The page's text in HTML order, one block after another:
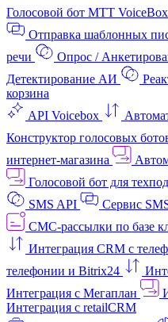
Голосовой бот МТТ VoiceBox
Отправка шаблонных
речи
Опрос /
Детектирование АИ
корзина
API Voicebox
Конструктор голосовых
интернет‑магазина
Голосовой бот для
SMS API
Сервис
СМС-рассылки по базе
Интеграция CRM с
телефонии и Bitrix24
Интеграция с Мегаплан
Интеграция с retailCRM